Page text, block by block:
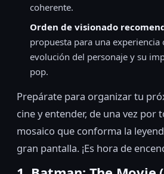
coherente.
Orden de visionado
propuesta para una
evolución del personaje y su
pop.
Prepárate para organizar tu
cine y entender, de una vez por
mosaico que conforma la
gran pantalla. ¡Es hora de